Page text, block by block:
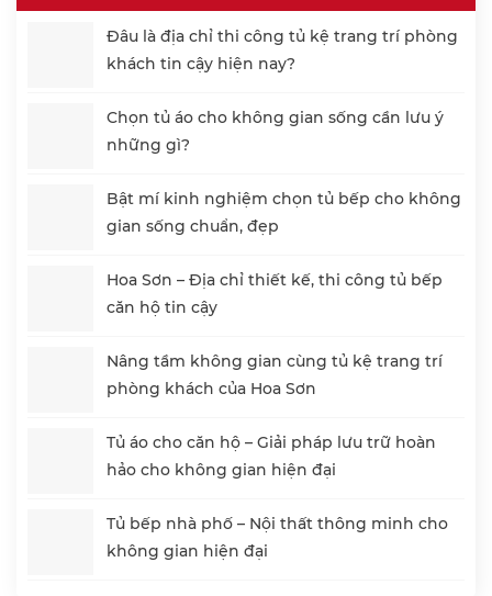
Đâu là địa chỉ thi công tủ kệ trang trí phòng
khách tin cậy hiện nay?
Chọn tủ áo cho không gian sống cần lưu ý
những gì?
Bật mí kinh nghiệm chọn tủ bếp cho không
gian sống chuẩn, đẹp
Hoa Sơn – Địa chỉ thiết kế, thi công tủ bếp
căn hộ tin cậy
Nâng tầm không gian cùng tủ kệ trang trí
phòng khách của Hoa Sơn
Tủ áo cho căn hộ – Giải pháp lưu trữ hoàn
hảo cho không gian hiện đại
Tủ bếp nhà phố – Nội thất thông minh cho
không gian hiện đại